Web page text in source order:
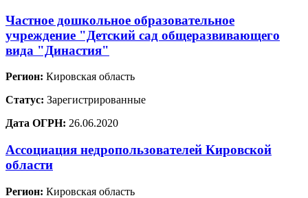
Частное дошкольное образовательное
учреждение "Детский сад общеразвивающего
вида "Династия"
Регион: Кировская область
Статус: Зарегистрированные
Дата ОГРН: 26.06.2020
Ассоциация недропользователей Кировской
области
Регион: Кировская область